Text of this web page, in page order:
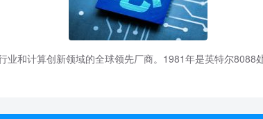
和计算创新领域的全球领先厂商。1981年是英特尔8088